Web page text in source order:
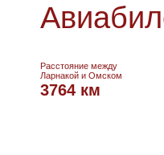
Расстояние между
Ларнакой и Омском
3764 км